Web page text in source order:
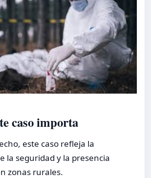
caso importa
este caso refleja la
la seguridad y la presencia
zonas rurales.